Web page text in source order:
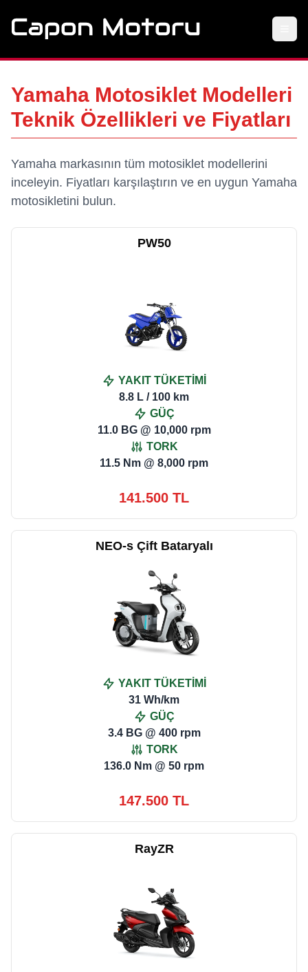
Yamaha Motosiklet Modelleri
Teknik Özellikleri ve Fiyatları
Yamaha markasının tüm motosiklet modellerini
inceleyin. Fiyatları karşılaştırın ve en uygun Yamaha
motosikletini bulun.
PW50
YAKIT TÜKETİMİ
8.8 L / 100 km
GÜÇ
11.0 BG @ 10,000 rpm
TORK
11.5 Nm @ 8,000 rpm
141.500 TL
NEO-s Çift Bataryalı
YAKIT TÜKETİMİ
31 Wh/km
GÜÇ
3.4 BG @ 400 rpm
TORK
136.0 Nm @ 50 rpm
147.500 TL
RayZR